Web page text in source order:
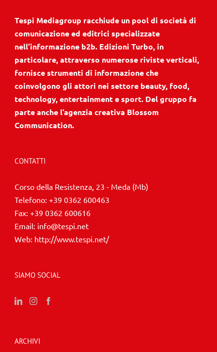
Tespi Mediagroup racchiude un pool di società di
comunicazione ed editrici specializzate
nell’informazione b2b. Edizioni Turbo, in
particolare, attraverso numerose riviste verticali,
fornisce strumenti di informazione che
coinvolgono gli attori nei settore beauty, food,
technology, entertainment e sport. Del gruppo fa
parte anche l’agenzia creativa Blossom
Communication.
CONTATTI
Corso della Resistenza, 23 - Meda (Mb)
Telefono: +39 0362 600463
Fax: +39 0362 600616
Email: info@tespi.net
Web: http://www.tespi.net/
SIAMO SOCIAL
ARCHIVI